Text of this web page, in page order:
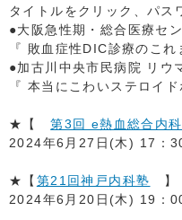
タイトルをクリック、パ
●大阪急性期・総合医療セ
『 敗血症性DIC診療のこれ
●加古川中央市民病院 リ
『 本当にこわいステロイ
★【第3回 e熱血総合内
2024年6月27日(木) 17：
★【 第21回神戸内科塾 】
2024年6月20日(木) 19：